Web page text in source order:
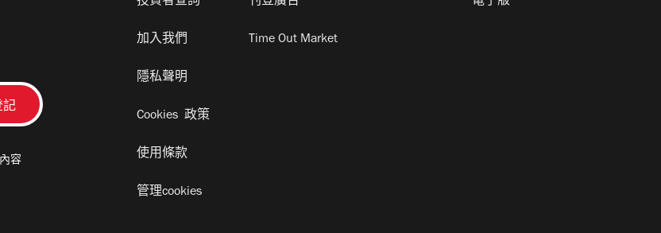
內容
加入我們
隱私聲明
Cookies 政策
使用條款
管理cookies
Time Out Market